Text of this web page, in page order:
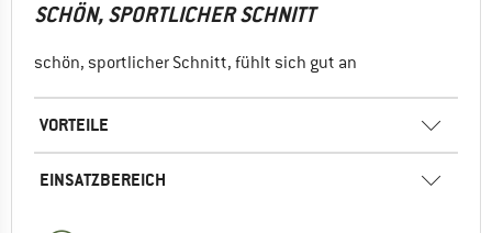
SCHÖN, SPORTLICHER SCHNITT
schön, sportlicher Schnitt, fühlt sich gut an
VORTEILE
EINSATZBEREICH